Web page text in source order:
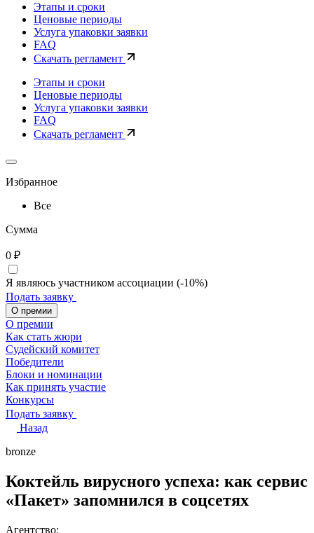
Этапы и сроки
Ценовые периоды
Услуга упаковки заявки
FAQ
Скачать регламент
Этапы и сроки
Ценовые периоды
Услуга упаковки заявки
FAQ
Скачать регламент
Избранное
Все
Сумма
0 ₽
Я являюсь участником ассоциации (-10%)
Подать заявку
О премии
О премии
Как стать жюри
Судейский комитет
Победители
Блоки и номинации
Как принять участие
Конкурсы
Подать заявку
Назад
bronze
Коктейль вирусного успеха: как сервис
«Пакет» запомнился в соцсетях
Агентство: